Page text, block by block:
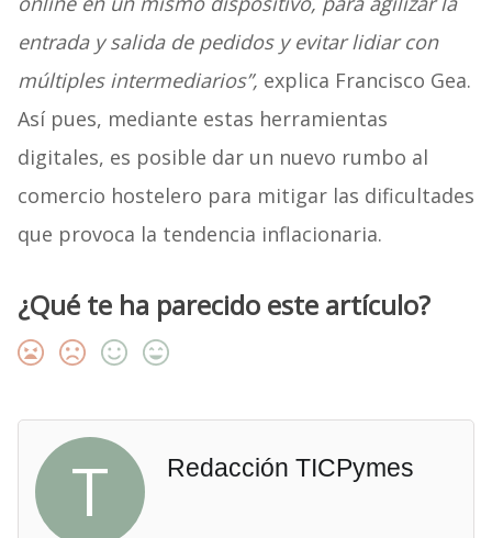
entrada y salida de pedidos y evitar lidiar con
múltiples intermediarios”, explica Francisco Gea.
Así pues, mediante estas herramientas
digitales, es posible dar un nuevo rumbo al
comercio hostelero para mitigar las dificultades
que provoca la tendencia inflacionaria.
¿Qué te ha parecido este artículo?
T Redacción TICPymes